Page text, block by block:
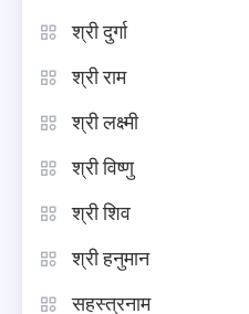
श्री दुर्गा
श्री राम
श्री लक्ष्मी
श्री विष्णु
श्री शिव
श्री हनुमान
सहस्त्रनाम